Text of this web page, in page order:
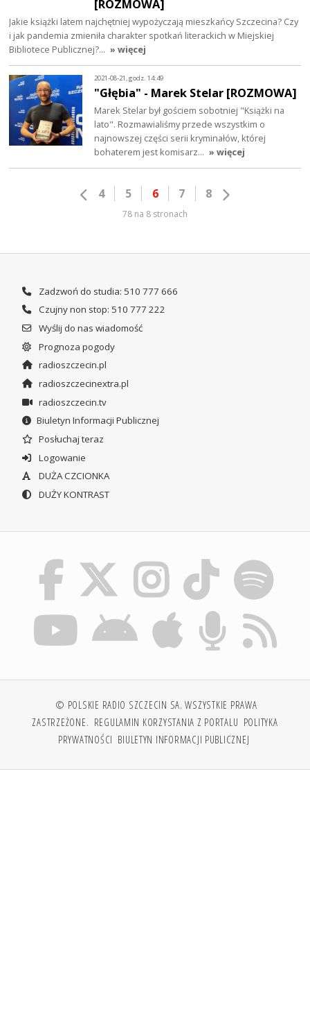
[ROZMOWA]
Jakie książki latem najchętniej wypożyczają mieszkańcy Szczecina? Czy
i jak pandemia zmieniła charakter spotkań literackich w Miejskiej
Bibliotece Publicznej?… » więcej
2021-08-21, godz. 14:49
"Głębia" - Marek Stelar [ROZMOWA]
Marek Stelar był gościem sobotniej "Książki na
lato". Rozmawialiśmy przede wszystkim o
najnowszej części serii kryminałów, której
bohaterem jest komisarz… » więcej
4 5 6 7 8
78 na 8 stronach
Zadzwoń do studia: 510 777 666
Czujny non stop: 510 777 222
Wyślij do nas wiadomość
Prognoza pogody
radioszczecin.pl
radioszczecinextra.pl
radioszczecin.tv
Biuletyn Informacji Publicznej
Posłuchaj teraz
Logowanie
DUŻA CZCIONKA
DUŻY KONTRAST
© POLSKIE RADIO SZCZECIN SA. WSZYSTKIE PRAWA
ZASTRZEŻONE. REGULAMIN KORZYSTANIA Z PORTALU POLITYKA
PRYWATNOŚCI BIULETYN INFORMACJI PUBLICZNEJ